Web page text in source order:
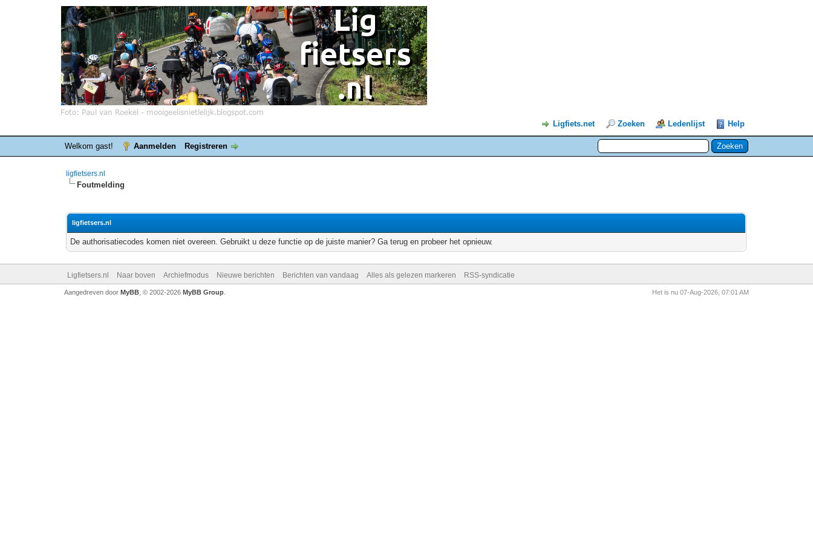
Ligfiets.net Zoeken Ledenlijst Help
Welkom gast! Aanmelden Registreren
ligfietsers.nl
Foutmelding
ligfietsers.nl
De authorisatiecodes komen niet overeen. Gebruikt u deze functie op de juiste manier? Ga terug en probeer het opnieuw.
Ligfietsers.nl Naar boven Archiefmodus Nieuwe berichten Berichten van vandaag Alles als gelezen markeren RSS-syndicatie
Het is nu 07-Aug-2026, 07:01 AM
Aangedreven door MyBB, © 2002-2026 MyBB Group.